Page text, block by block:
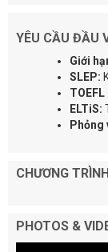
YÊU CẦU ĐẦU
Giới
SLEP:
TOEFL
ELTiS:
Phỏng
CHƯƠNG
PHOTOS &